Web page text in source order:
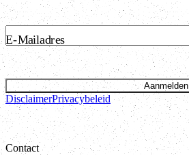
E-Mailadres
Aanmelden
DisclaimerPrivacybeleid
Contact